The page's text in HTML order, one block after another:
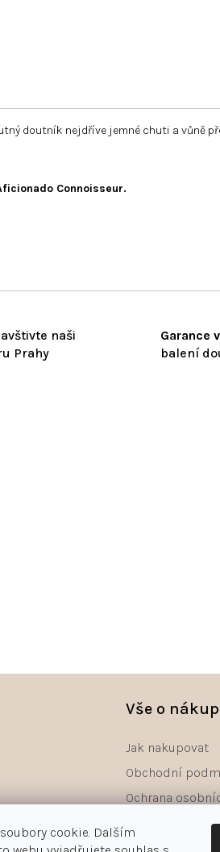
cookie. Dalším
naši
Prahy
Garance
balení
doutník nejdříve jemné chuti a vůně
Connoisseur.
Vše o
Jak nakupovat
Obchodní
Ochrana
Odstoupení od